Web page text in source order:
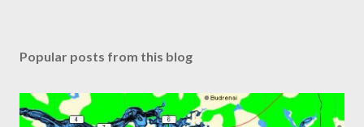
Popular posts from this blog